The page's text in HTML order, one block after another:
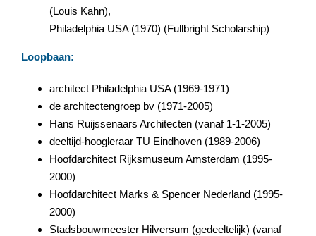
(Louis Kahn),
Philadelphia USA (1970) (Fullbright Scholarship)
Loopbaan:
architect Philadelphia USA (1969-1971)
de architectengroep bv (1971-2005)
Hans Ruijssenaars Architecten (vanaf 1-1-2005)
deeltijd-hoogleraar TU Eindhoven (1989-2006)
Hoofdarchitect Rijksmuseum Amsterdam (1995-
2000)
Hoofdarchitect Marks & Spencer Nederland (1995-
2000)
Stadsbouwmeester Hilversum (gedeeltelijk) (vanaf